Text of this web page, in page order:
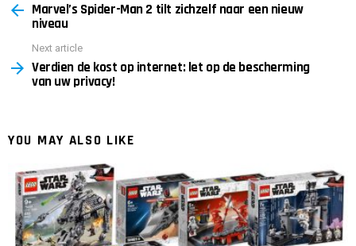
more Marvel’s Spider-Man 2 tilt zichzelf naar een nieuw
niveau
Next article
Verdien de kost op internet: let op de bescherming
van uw privacy!
YOU MAY ALSO LIKE